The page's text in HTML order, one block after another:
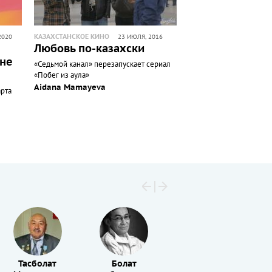
КАЗАХСТАНСКОЕ КИНО 23 ИЮЛЯ, 2016
Любовь по-казахски
«Седьмой канал» перезапускает сериал
«Побег из аула»
Aidana Mamayeva
Тасболат
Болат